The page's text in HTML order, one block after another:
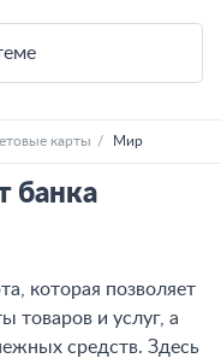
карты Мир
банка
которая позволяет
товаров и услуг, а
средств. Здесь